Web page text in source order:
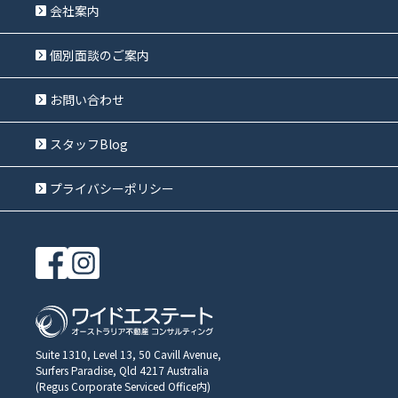
会社案内
個別面談のご案内
お問い合わせ
スタッフBlog
プライバシーポリシー
Suite 1310, Level 13, 50 Cavill Avenue,
Surfers Paradise, Qld 4217 Australia
(Regus Corporate Serviced Office内)